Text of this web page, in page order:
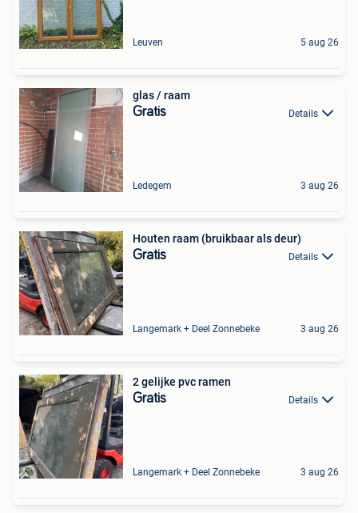
Leuven 5 aug 26
glas / raam
Gratis Details
Ledegem 3 aug 26
Houten raam (bruikbaar als deur)
Gratis Details
Langemark + Deel Zonnebeke 3 aug 26
2 gelijke pvc ramen
Gratis Details
Langemark + Deel Zonnebeke 3 aug 26